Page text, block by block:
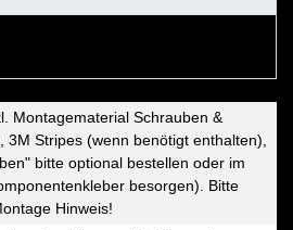
Montagematerial Schrauben &
3M Stripes (wenn benötigt enthalten),
bitte optional bestellen oder im
besorgen). Bitte
Hinweis!